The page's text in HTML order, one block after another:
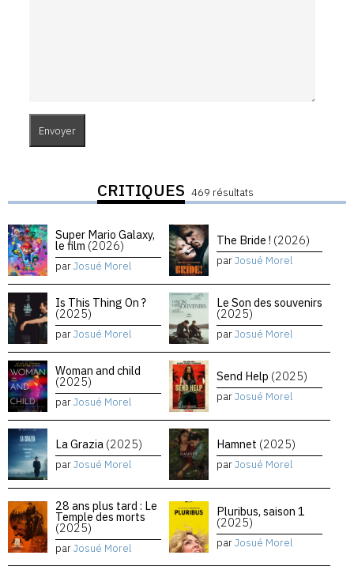
CRITIQUES 469 résultats
Super Mario Galaxy,
le film (2026)
parJosué Morel
The Bride ! (2026)
parJosué Morel
Is This Thing On ?
(2025)
parJosué Morel
Le Son des souvenirs
(2025)
parJosué Morel
Woman and child
(2025)
parJosué Morel
Send Help (2025)
parJosué Morel
La Grazia (2025)
parJosué Morel
Hamnet (2025)
parJosué Morel
28 ans plus tard : Le
Temple des morts
(2025)
parJosué Morel
Pluribus, saison 1
(2025)
parJosué Morel